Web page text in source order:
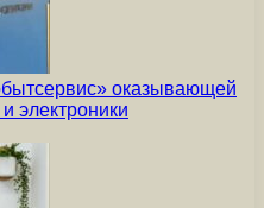
оказывающей
электроники